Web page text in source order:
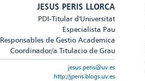
JESUS PERIS LLORCA
PDI-Titular d'Universitat
Especialista Pau
Responsables de Gestio Academica
Coordinador/a Titulacio de Grau
jesus.peris@uv.es
http://jperis.blogs.uv.es